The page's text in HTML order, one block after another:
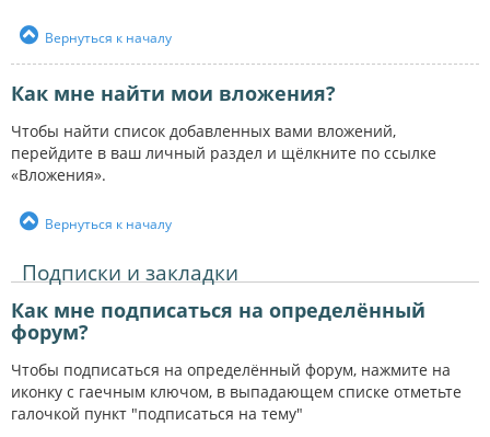
Вернуться к началу
Как мне найти мои вложения?
Чтобы найти список добавленных вами вложений,
перейдите в ваш личный раздел и щёлкните по ссылке
«Вложения».
Вернуться к началу
Подписки и закладки
Как мне подписаться на определённый
форум?
Чтобы подписаться на определённый форум, нажмите на
иконку с гаечным ключом, в выпадающем списке отметьте
галочкой пункт "подписаться на тему"